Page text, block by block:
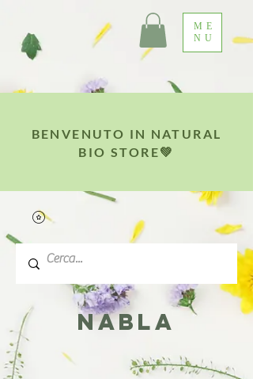
BENVENUTO IN NATURAL
BIO STORE💚
ME
NU
NABLA